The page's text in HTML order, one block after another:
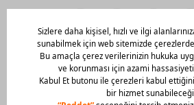
Mobil Uygulamamızı